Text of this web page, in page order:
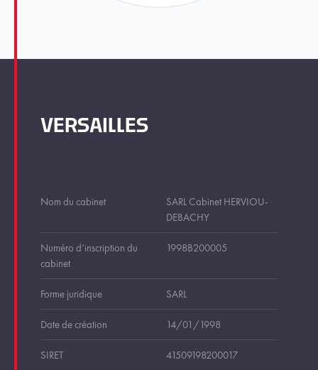
VERSAILLES
Nom du cabinet
SARL Cabinet HERVIOU-
DEBACHY
Numéro d’inscription du
cabinet
1998B200005
Forme juridique SARL
Date de création 14/01/1998
SIRET 41509198200017